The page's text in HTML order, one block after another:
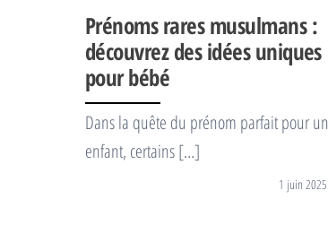
Prénoms rares musulmans :
découvrez des idées uniques
pour bébé
Dans la quête du prénom parfait pour un
enfant, certains […]
1 juin 2025